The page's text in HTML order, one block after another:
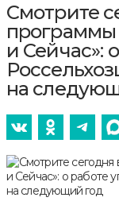
Смотрите
программы
и Сейчас»:
на